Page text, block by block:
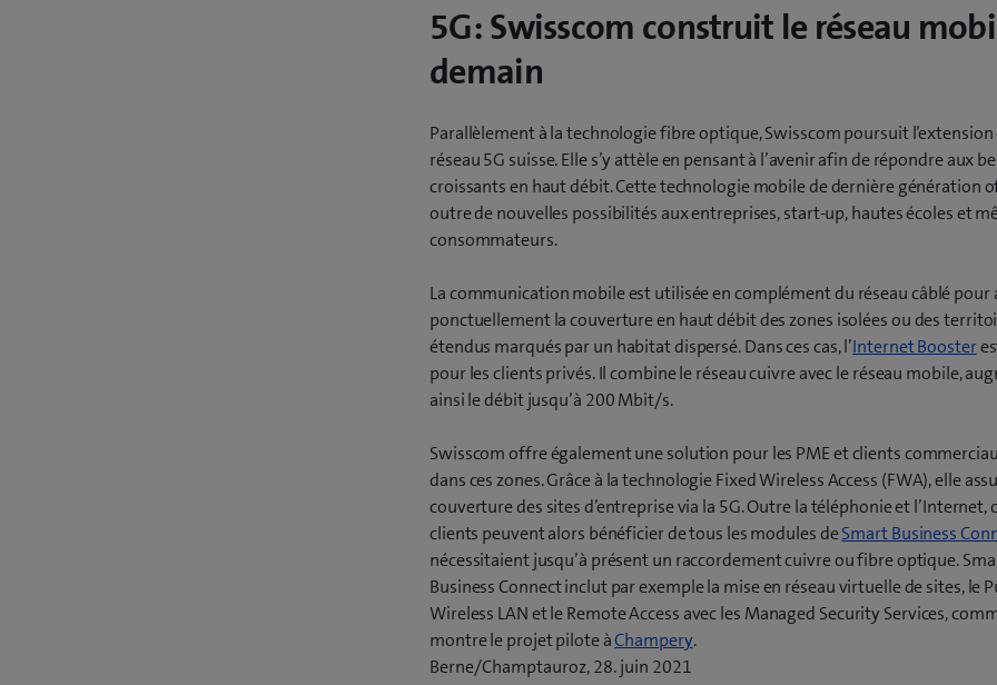
5G: Swisscom construit le réseau
demain
Parallèlement à la technologie fibre optique, Swisscom poursuit l’extension
réseau 5G suisse. Elle s’y attèle en pensant à l’avenir afin de répondre aux
croissants en haut débit. Cette technologie mobile de dernière génération
outre de nouvelles possibilités aux entreprises, start-up, hautes écoles et
consommateurs.
La communication mobile est utilisée en complément du réseau câblé pour
ponctuellement la couverture en haut débit des zones isolées ou des
étendus marqués par un habitat dispersé. Dans ces cas, l’Internet Booster
pour les clients privés. Il combine le réseau cuivre avec le réseau mobile,
ainsi le débit jusqu’à 200 Mbit/s.
Swisscom offre également une solution pour les PME et clients
dans ces zones. Grâce à la technologie Fixed Wireless Access (FWA), elle
couverture des sites d’entreprise via la 5G. Outre la téléphonie et l’Internet,
clients peuvent alors bénéficier de tous les modules deSmart Business
nécessitaient jusqu’à présent un raccordement cuivre ou fibre optique.
Business Connect inclut par exemple la mise en réseau virtuelle de sites, le
Wireless LAN et le Remote Access avec les Managed Security Services,
montre le projet pilote àChampery(.
Berne/Champtauroz, 28. juin 2021